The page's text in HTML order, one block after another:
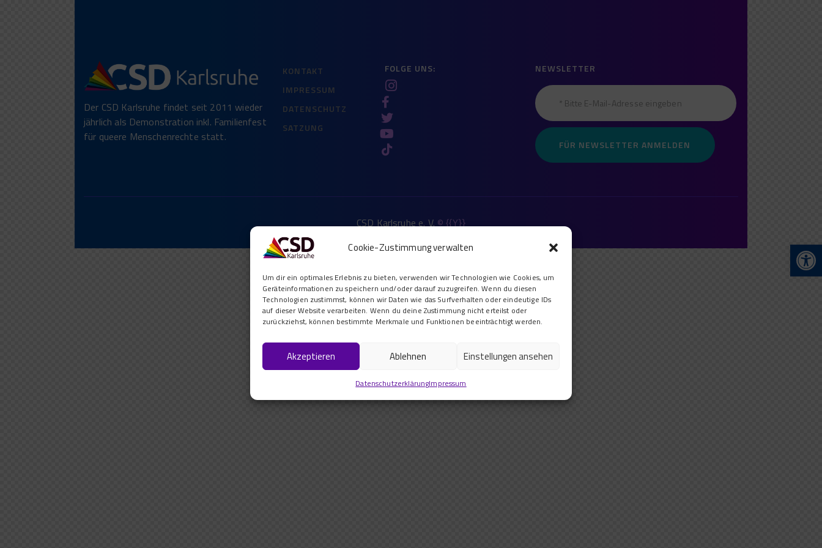
Open toolbar
Cookie-Zustimmung verwalten
Um dir ein optimales Erlebnis zu bieten, verwenden wir Technologien wie Cookies, um
Geräteinformationen zu speichern und/oder darauf zuzugreifen. Wenn du diesen
Technologien zustimmst, können wir Daten wie das Surfverhalten oder eindeutige IDs
auf dieser Website verarbeiten. Wenn du deine Zustimmung nicht erteilst oder
zurückziehst, können bestimmte Merkmale und Funktionen beeinträchtigt werden.
Akzeptieren Ablehnen Einstellungen ansehen
DatenschutzerklärungImpressum
Der CSD Karlsruhe findet seit 2011 wieder
jährlich als Demonstration inkl. Familienfest
für queere Menschenrechte statt.
KONTAKT
IMPRESSUM
DATENSCHUTZ
SATZUNG
FOLGE UNS: NEWSLETTER
CSD Karlsruhe e. V.© {{Y}}